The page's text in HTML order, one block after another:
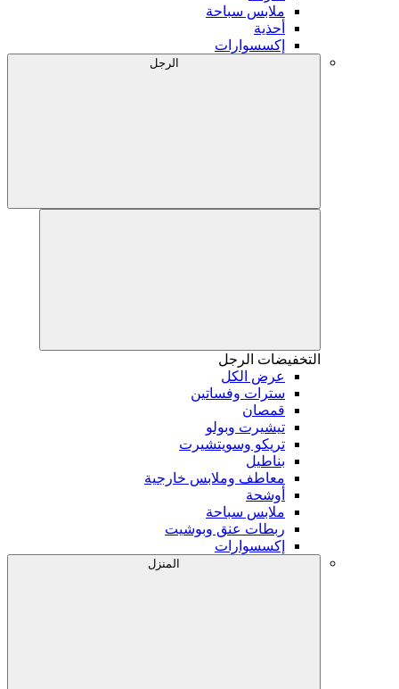
ملابس سباحة
أحذية
إكسسوارات
الرجل
التخفيضات الرجل
عرض الكل
سترات وفساتين
قمصان
تيشيرت وبولو
تريكو وسويتشيرت
بناطيل
معاطف وملابس خارجية
أوشحة
ملابس سباحة
ربطات عنق وبوشيت
إكسسوارات
المنزل